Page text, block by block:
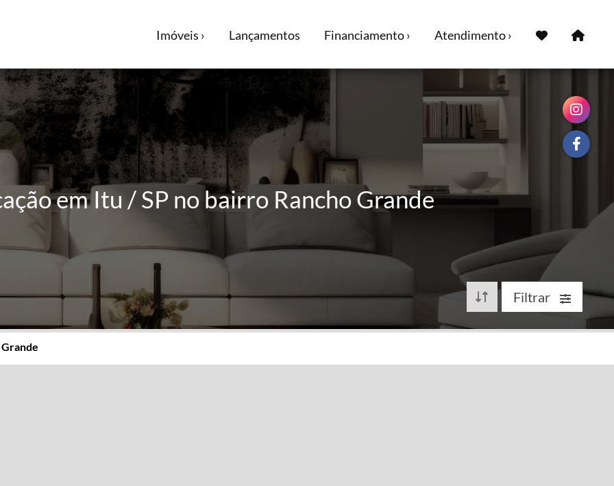
Imóveis › Lançamentos Financiamento › Atendimento ›
em Itu / SP no bairro Rancho Grande
Filtrar